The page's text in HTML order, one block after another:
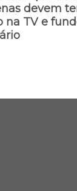
devem
na TV e